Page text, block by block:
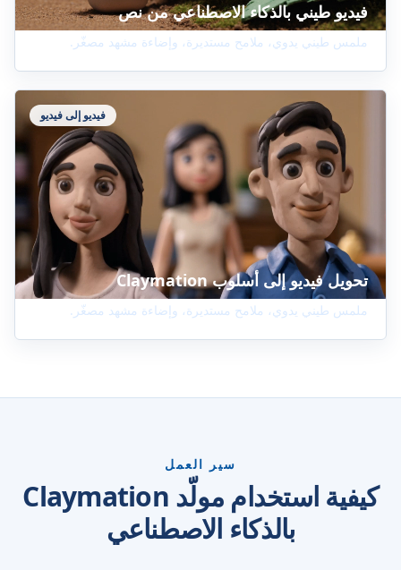
فيديو طيني بالذكاء الاصطناعي من نص
ملمس طيني يدوي، ملامح مستديرة، وإضاءة مشهد مصغّر.
فيديو إلى فيديو
تحويل فيديو إلى أسلوب Claymation
ملمس طيني يدوي، ملامح مستديرة، وإضاءة مشهد مصغّر.
سير العمل
كيفية استخدام مولّد Claymation
بالذكاء الاصطناعي